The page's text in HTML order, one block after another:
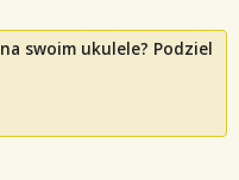
na swoim ukulele? Podziel